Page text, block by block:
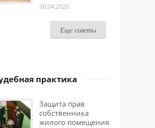
30.04.2020
Еще советы
практика
Защита прав
собственника
жилого помещения